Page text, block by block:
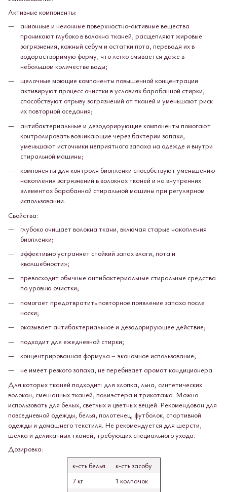
Активные компоненты:
анионные и неионные поверхностно-активные вещества
проникают глубоко в волокна тканей, расщепляют жировые
загрязнения, кожный себум и остатки пота, переводя их в
водорастворимую форму, что легко смывается даже в
небольшом количестве воды;
щелочные моющие компоненты повышенной концентрации
активируют процесс очистки в условиях барабанной стирки,
способствуют отрыву загрязнений от тканей и уменьшают риск
их повторной оседания;
антибактериальные и дезодорирующие компоненты помогают
контролировать возникающие через бактерии запахи,
уменьшают источники неприятного запаха на одежде и внутри
стиральной машины;
компоненты для контроля биопленки способствуют уменьшению
накопления загрязнений в волокнах тканей и на внутренних
элементах барабанной стиральной машины при регулярном
использовании.
Свойства:
глубоко очищает волокна ткани, включая старые накопления
биопленки;
эффективно устраняет стойкий запах влаги, пота и
«волшебности»;
превосходит обычные антибактериальные стиральные средства
по уровню очистки;
помогает предотвратить повторное появление запаха после
носки;
оказывает антибактериальное и дезодорирующее действие;
подходит для ежедневной стирки;
концентрированная формула – экономное использование;
не имеет резкого запаха, не перебивает аромат кондиционера.
Для которых тканей подходит: для хлопка, льна, синтетических
волокон, смешанных тканей, полиэстера и трикотажа. Можно
использовать для белых, светлых и цветных вещей. Рекомендован для
повседневной одежды, белья, полотенец, футболок, спортивной
одежды и домашнего текстиля. Не рекомендуется для шерсти,
шелка и деликатных тканей, требующих специального ухода.
Дозировка:
к-сть белья
к-сть засобу
7 кг
1 колпачок